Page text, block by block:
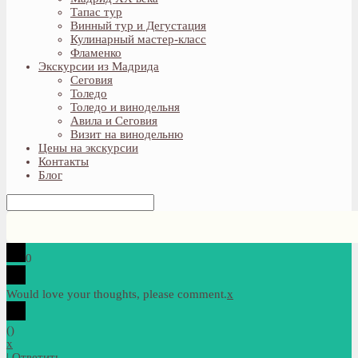
Тапас тур
Винный тур и Дегустация
Кулинарный мастер-класс
Фламенко
Экскурсии из Мадрида
Сеговия
Толедо
Толедо и винодельня
Авила и Сеговия
Визит на винодельню
Цены на экскурсии
Контакты
Блог
0
Would love your thoughts, please comment.x
()
x